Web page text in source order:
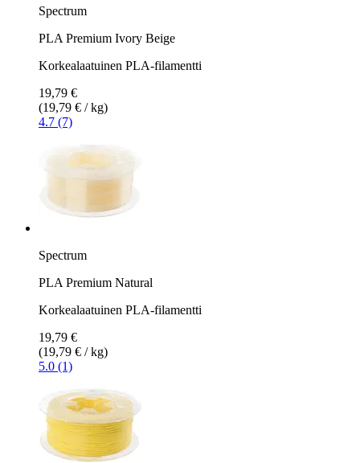
Spectrum
PLA Premium Ivory Beige
Korkealaatuinen PLA-filamentti
19,79 €
(19,79 € / kg)
4.7 (7)
Spectrum
PLA Premium Natural
Korkealaatuinen PLA-filamentti
19,79 €
(19,79 € / kg)
5.0 (1)